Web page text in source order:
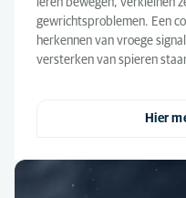
leren bewegen, verkleinen
gewrichtsproblemen. Een
herkennen van vroege
versterken van spieren
Hier